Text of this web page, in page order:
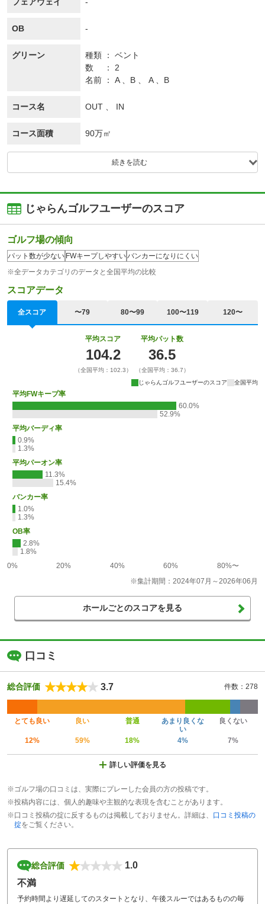
フェアウェイ -
OB -
グリーン 種類
ベント
数
2
名前
A 、B 、 A 、B
コース名 OUT 、 IN
コース面積 90万㎡
続きを読む
じゃらんゴルフユーザーのスコア
ゴルフ場の傾向
パット数が少ない FWキープしやすいバンカーになりにくい
※全データカテゴリのデータと全国平均の比較
スコアデータ
全スコア 〜79 80〜99 100〜119 120〜
平均スコア
104.2
（全国平均：102.3）
平均パット数
36.5
（全国平均：36.7）
じゃらんゴルフユーザーのスコア
全国平均
平均FWキープ率
60.0%
52.9%
平均バーディ率
0.9%
1.3%
平均パーオン率
11.3%
15.4%
バンカー率
1.0%
1.3%
OB率
2.8%
1.8%
0%
20% 40% 60%
80%〜
※集計期間：2024年07月～2026年06月
ホールごとのスコアを見る
口コミ
総合評価 3.7 件数：278
とても良い 良い 普通
あまり良くな
い
良くない
12% 59% 18% 4% 7%
詳しい評価を見る
※ゴルフ場の口コミは、実際にプレーした会員の方の投稿です。
※投稿内容には、個人的趣味や主観的な表現を含むことがあります。
※口コミ投稿の掟に反するものは掲載しておりません。詳細は、 口コミ投稿の
掟をご覧ください。
総合評価
1.0
不満
予約時間より遅延してのスタートとなり、午後スルーではあるものの毎